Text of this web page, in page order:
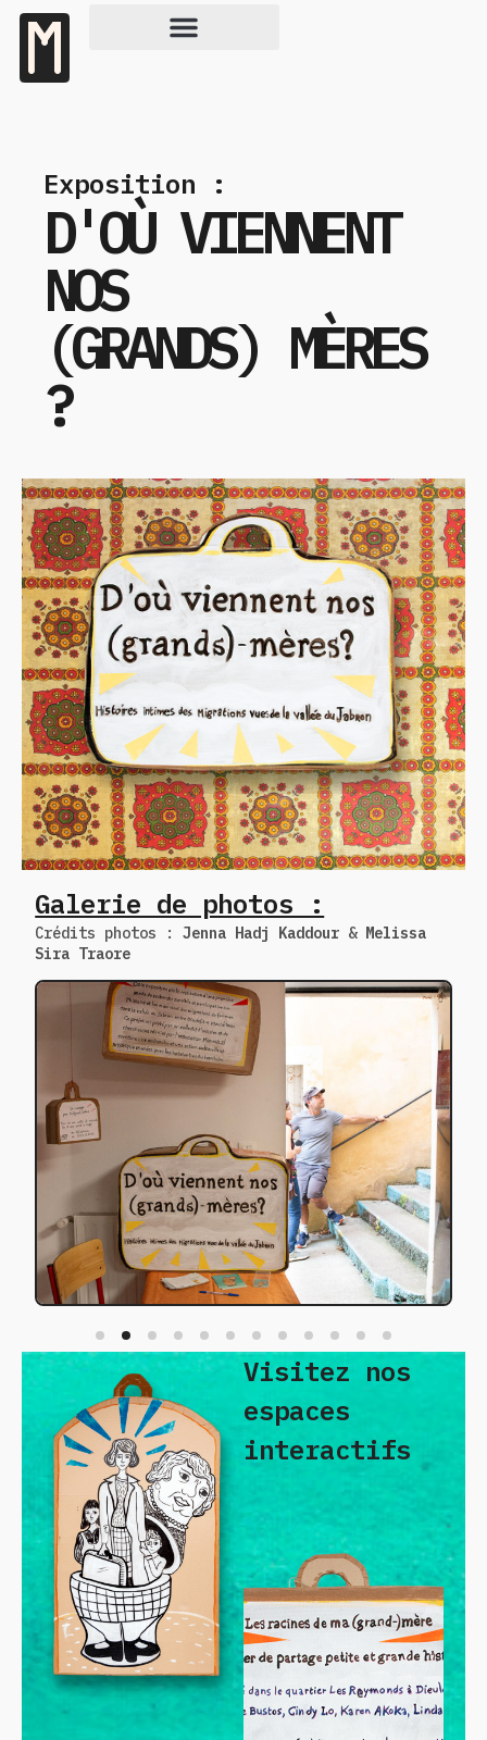
Exposition :
D'OÙ VIENNENT
NOS
(GRANDS) MÈRES
?
Galerie de photos :
Crédits photos : Jenna Hadj Kaddour & Melissa
Sira Traore
Visitez nos
espaces
interactifs